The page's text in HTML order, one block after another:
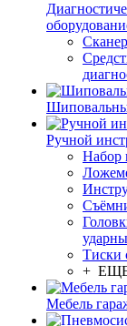
Ручной
Набор
Тиски
+
Мебель